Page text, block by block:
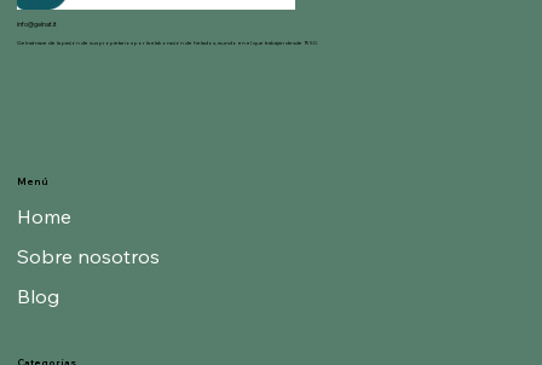
info@gelnat.it
Gelnat nace de la pasión de sus propietarios por la elaboración de helados, mundo en el que trabajan desde 1950.
Menú
Home
Sobre nosotros
Blog